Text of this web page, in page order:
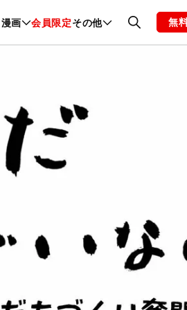
漫画 会員限定その他
ファッション 恋愛・結婚 編集部無